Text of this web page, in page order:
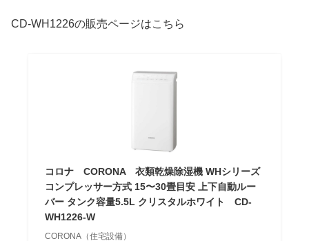
CD-WH1226の販売ページはこちら
コロナ CORONA 衣類乾燥除湿機 WHシリーズ
コンプレッサー方式 15〜30畳目安 上下自動ルー
バー タンク容量5.5L クリスタルホワイト CD-
WH1226-W
CORONA（住宅設備）